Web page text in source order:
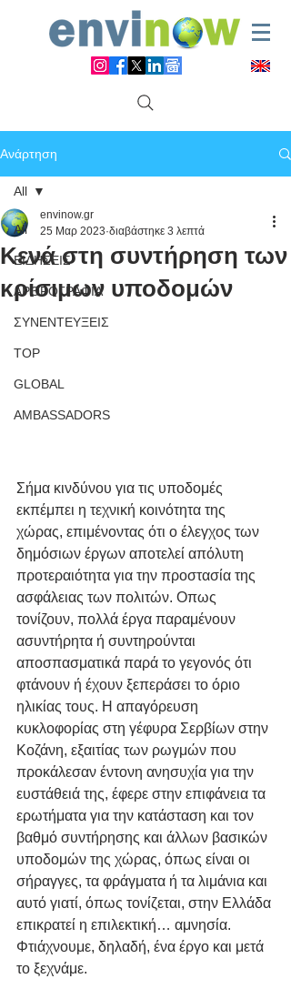
Ανάρτηση
All
ΕΙΔΗΣΕΙΣ
ΑΡΘΡΟΓΡΑΦΙΑ
ΣΥΝΕΝΤΕΥΞΕΙΣ
TOP
GLOBAL
AMBASSADORS
All
Κενά στη συντήρηση των
κρίσιμων υποδομών
envinow.gr
25 Μαρ 2023 διαβάστηκε 3 λεπτά
Σήμα κινδύνου για τις υποδομές
εκπέμπει η τεχνική κοινότητα της
χώρας, επιμένοντας ότι ο έλεγχος των
δημόσιων έργων αποτελεί απόλυτη
προτεραιότητα για την προστασία της
ασφάλειας των πολιτών. Οπως
τονίζουν, πολλά έργα παραμένουν
ασυντήρητα ή συντηρούνται
αποσπασματικά παρά το γεγονός ότι
φτάνουν ή έχουν ξεπεράσει το όριο
ηλικίας τους. Η απαγόρευση
κυκλοφορίας στη γέφυρα Σερβίων στην
Κοζάνη, εξαιτίας των ρωγμών που
προκάλεσαν έντονη ανησυχία για την
ευστάθειά της, έφερε στην επιφάνεια τα
ερωτήματα για την κατάσταση και τον
βαθμό συντήρησης και άλλων βασικών
υποδομών της χώρας, όπως είναι οι
σήραγγες, τα φράγματα ή τα λιμάνια και
αυτό γιατί, όπως τονίζεται, στην Ελλάδα
επικρατεί η επιλεκτική… αμνησία.
Φτιάχνουμε, δηλαδή, ένα έργο και μετά
το ξεχνάμε.